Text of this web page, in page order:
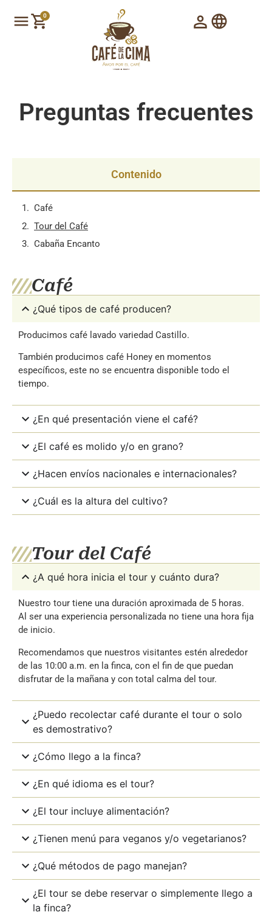
0
Preguntas frecuentes
Contenido
Café
Tour del Café
Cabaña Encanto
Café
¿Qué tipos de café producen?
Producimos café lavado variedad Castillo.
También producimos café Honey en momentos
específicos, este no se encuentra disponible todo el
tiempo.
¿En qué presentación viene el café?
¿El café es molido y/o en grano?
¿Hacen envíos nacionales e internacionales?
¿Cuál es la altura del cultivo?
Tour del Café
¿A qué hora inicia el tour y cuánto dura?
Nuestro tour tiene una duración aproximada de 5 horas.
Al ser una experiencia personalizada no tiene una hora fija
de inicio.
Recomendamos que nuestros visitantes estén alrededor
de las 10:00 a.m. en la finca, con el fin de que puedan
disfrutar de la mañana y con total calma del tour.
¿Puedo recolectar café durante el tour o solo
es demostrativo?
¿Cómo llego a la finca?
¿En qué idioma es el tour?
¿El tour incluye alimentación?
¿Tienen menú para veganos y/o vegetarianos?
¿Qué métodos de pago manejan?
¿El tour se debe reservar o simplemente llego a
la finca?